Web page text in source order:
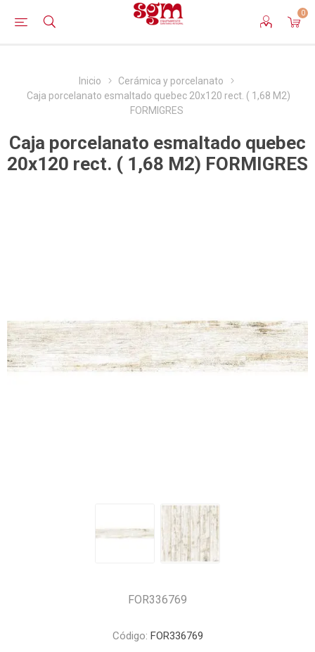
0
Inicio
Cerámica y porcelanato
Caja porcelanato esmaltado quebec 20x120 rect. ( 1,68 M2)
FORMIGRES
Caja porcelanato esmaltado quebec
20x120 rect. ( 1,68 M2) FORMIGRES
FOR336769
Código: FOR336769